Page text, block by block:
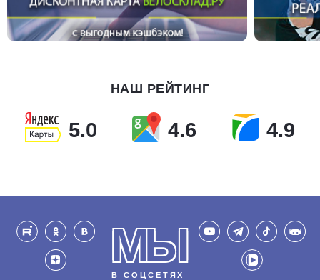
НАШ РЕЙТИНГ
5.0 4.6 4.9
МЫ
В СОЦСЕТЯХ